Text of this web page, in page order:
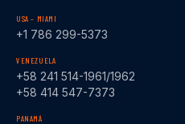
USA – MIAMI
+1 786 299-5373
VENEZUELA
+58 241 514-1961/1962
+58 414 547-7373
PANAMÁ